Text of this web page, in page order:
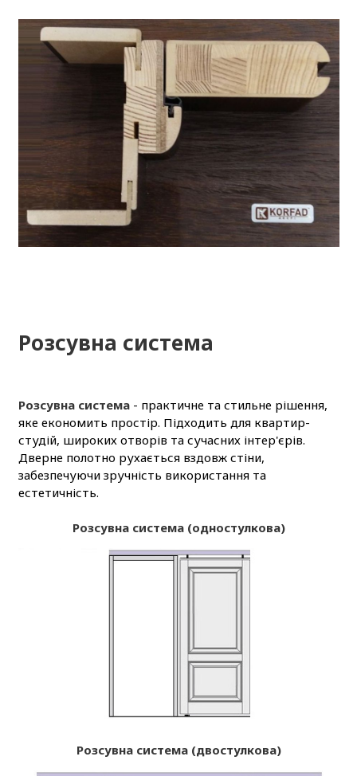
Розсувна система
Розсувна система- практичне та стильне рішення,
яке економить простір. Підходить для квартир-
студій, широких отворів та сучасних інтер'єрів.
Дверне полотно рухається вздовж стіни,
забезпечуючи зручність використання та
естетичність.
Розсувна система (одностулкова)
Розсувна система (двостулкова)